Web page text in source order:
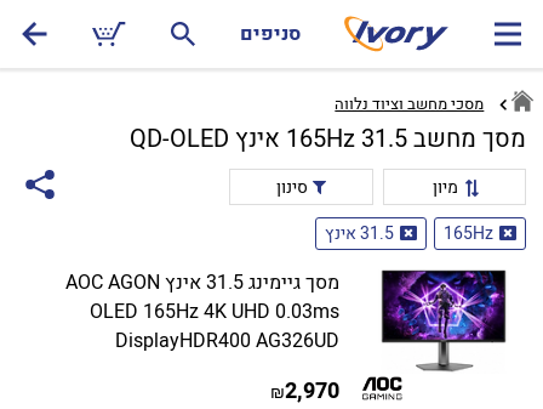
סניפים
מסכי מחשב וציוד נלווה
מסך מחשב 165Hz 31.5 אינץ QD-OLED
מיון
סינון
165Hz
31.5 אינץ
מסך גיימינג 31.5 אינץ AOC AGON
OLED 165Hz 4K UHD 0.03ms
DisplayHDR400 AG326UD
2,970
₪